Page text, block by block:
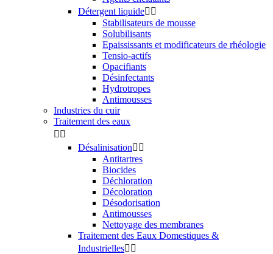
Détergent liquide 
Stabilisateurs de mousse
Solubilisants
Epaississants et modificateurs de rhéologie
Tensio-actifs
Opacifiants
Désinfectants
Hydrotropes
Antimousses
Industries du cuir
Traitement des eaux
 
Désalinisation 
Antitartres
Biocides
Déchloration
Décoloration
Désodorisation
Antimousses
Nettoyage des membranes
Traitement des Eaux Domestiques &
Industrielles 